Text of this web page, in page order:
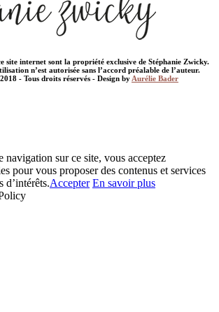
site internet sont la propriété exclusive de Stéphanie Zwicky.
n’est autorisée sans l’accord préalable de l’auteur.
- Tous droits réservés - Design by Aurélie Bader
navigation sur ce site, vous acceptez
pour vous proposer des contenus et services
d’intérêts.Accepter En savoir plus